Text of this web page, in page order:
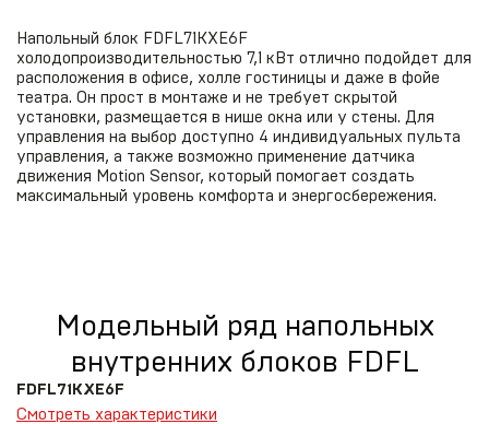
Напольный блок FDFL71KXE6F
холодопроизводительностью 7,1 кВт отлично подойдет для
расположения в офисе, холле гостиницы и даже в фойе
театра. Он прост в монтаже и не требует скрытой
установки, размещается в нише окна или у стены. Для
управления на выбор доступно 4 индивидуальных пульта
управления, а также возможно применение датчика
движения Motion Sensor, который помогает создать
максимальный уровень комфорта и энергосбережения.
Модельный ряд напольных
внутренних блоков FDFL
FDFL71KXE6F
Смотреть характеристики